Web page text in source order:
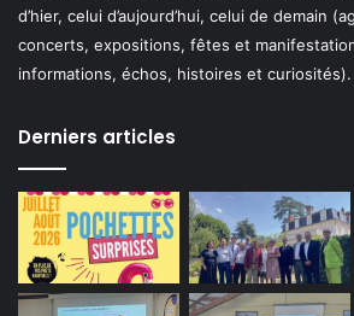
d’hier, celui d’aujourd’hui, celui de demain
concerts, expositions, fêtes et
informations, échos, histoires et curiosités).
Derniers articles